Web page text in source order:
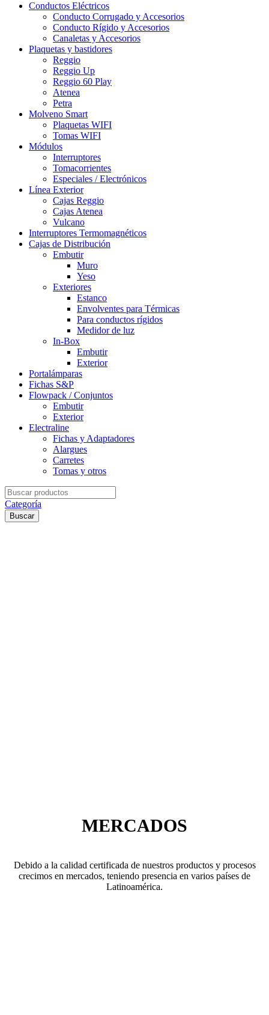
Conductos Eléctricos
Conducto Corrugado y Accesorios
Conducto Rígido y Accesorios
Canaletas y Accesorios
Plaquetas y bastidores
Reggio
Reggio Up
Reggio 60 Play
Atenea
Petra
Molveno Smart
Plaquetas WIFI
Tomas WIFI
Módulos
Interruptores
Tomacorrientes
Especiales / Electrónicos
Línea Exterior
Cajas Reggio
Cajas Atenea
Vulcano
Interruptores Termomagnéticos
Cajas de Distribución
Embutir
Muro
Yeso
Exteriores
Estanco
Envolventes para Térmicas
Para conductos rígidos
Medidor de luz
In-Box
Embutir
Exterior
Portalámparas
Fichas S&P
Flowpack / Conjuntos
Embutir
Exterior
Electraline
Fichas y Adaptadores
Alargues
Carretes
Tomas y otros
Search
for:
Categoría
Buscar
MERCADOS
Debido a la calidad certificada de nuestros productos y procesos
crecimos en mercados, teniendo presencia en varios países de
Latinoamérica.